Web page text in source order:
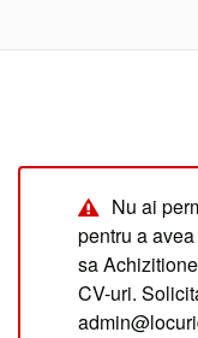
Nu ai
pentru a
sa
CV-uri.